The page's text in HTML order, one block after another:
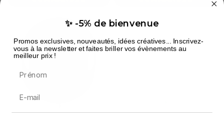
✨ -5% de bienvenue
Promos exclusives, nouveautés, idées créatives... Inscrivez-
vous à la newsletter et faites briller vos évènements au
meilleur prix !
Prénom